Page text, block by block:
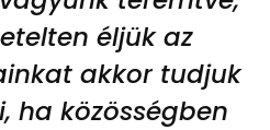
éljük az
akkor tudjuk
ha közösségben